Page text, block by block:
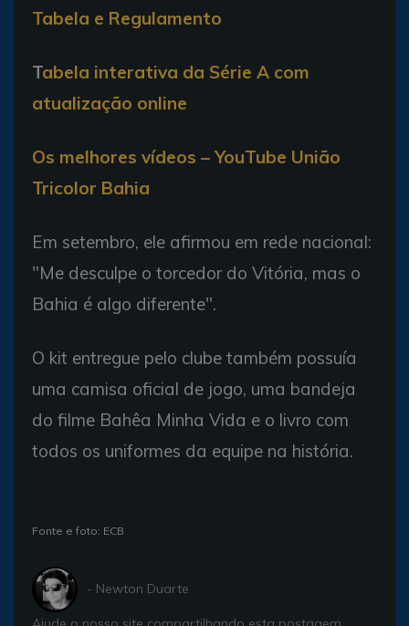
Tabela e Regulamento
Tabela interativa da Série A com
atualização online
Os melhores vídeos – YouTube União
Tricolor Bahia
Em setembro, ele afirmou em rede nacional:
"Me desculpe o torcedor do Vitória, mas o
Bahia é algo diferente".
O kit entregue pelo clube também possuía
uma camisa oficial de jogo, uma bandeja
do filme Bahêa Minha Vida e o livro com
todos os uniformes da equipe na história.
Fonte e foto: ECB
- Newton Duarte